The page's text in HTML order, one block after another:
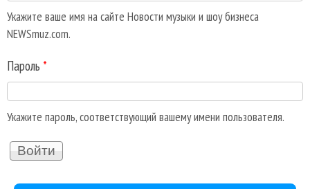
Укажите ваше имя на сайте Новости музыки и шоу бизнеса
NEWSmuz.com.
Пароль *
Укажите пароль, соответствующий вашему имени пользователя.